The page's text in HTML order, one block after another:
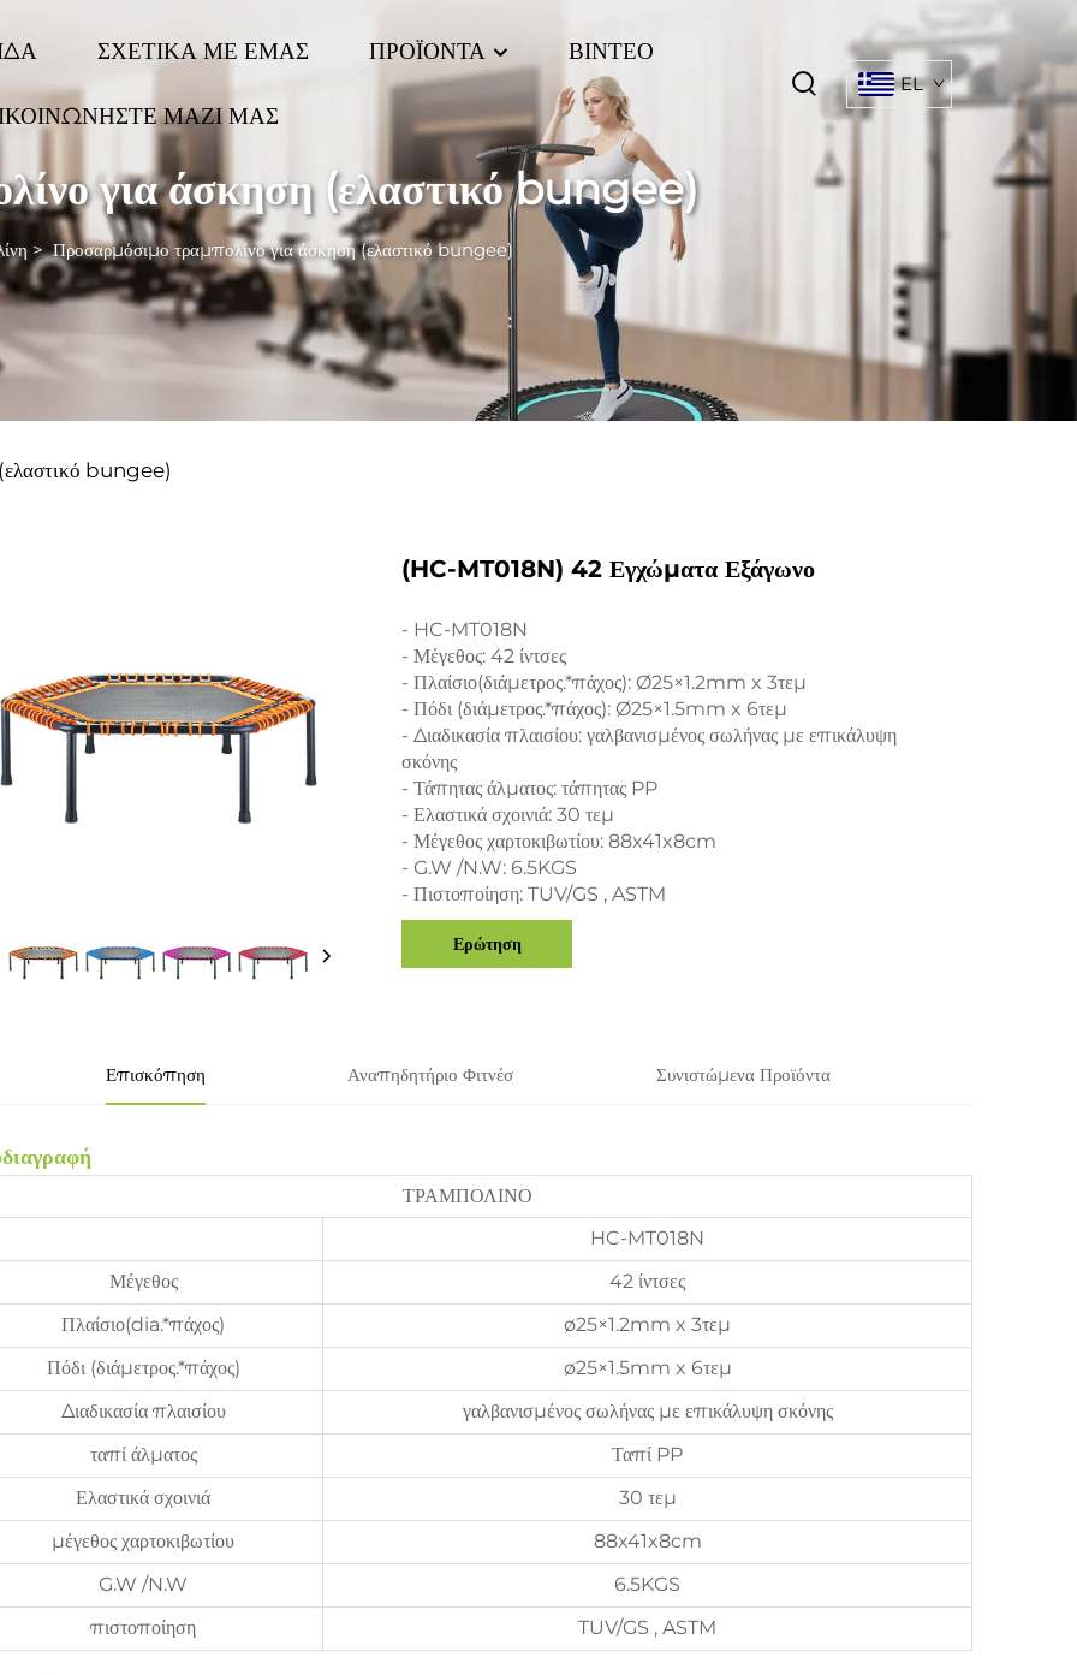
ΣΧΕΤΙΚΑ ΜΕ ΕΜΑΣ ΠΡΟΪΟΝΤΑ ΒΙΝΤΕΟ
ΜΑΖΙ ΜΑΣ
EL
για άσκηση (ελαστικό bungee)
>Προσαρμόσιμο τραμπολίνο για άσκηση (ελαστικό bungee)
bungee)
(HC-MT018N) 42 Εγχώματα Εξάγωνο
- HC-MT018N
- Μέγεθος: 42 ίντσες
- Πλαίσιο(διάμετρος.*πάχος): Ø25×1.2mm x 3τεμ
- Πόδι (διάμετρος.*πάχος): Ø25×1.5mm x 6τεμ
- Διαδικασία πλαισίου: γαλβανισμένος σωλήνας με επικάλυψη
σκόνης
- Τάπητας άλματος: τάπητας PP
- Ελαστικά σχοινιά: 30 τεμ
- Μέγεθος χαρτοκιβωτίου: 88x41x8cm
- G.W /N.W: 6.5KGS
- Πιστοποίηση: TUV/GS , ASTM
Ερώτηση
Επισκόπηση Αναπηδητήριο Φιτνέσ Συνιστώμενα Προϊόντα
ΤΡΑΜΠΟΛΙΝΟ
HC-MT018N
Μέγεθος
42 ίντσες
Πλαίσιο(dia.*πάχος)
ø25×1.2mm x 3τεμ
Πόδι (διάμετρος.*πάχος)
ø25×1.5mm x 6τεμ
Διαδικασία πλαισίου
γαλβανισμένος σωλήνας με επικάλυψη σκόνης
ταπί άλματος
Ταπί PP
Ελαστικά σχοινιά
30 τεμ
μέγεθος χαρτοκιβωτίου
88x41x8cm
G.W /N.W
6.5KGS
πιστοποίηση
TUV/GS , ASTM